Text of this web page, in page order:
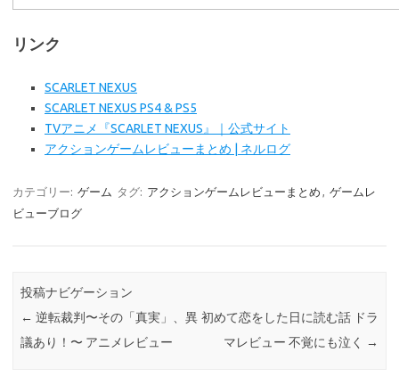
リンク
SCARLET NEXUS
SCARLET NEXUS PS4 & PS5
TVアニメ『SCARLET NEXUS』｜公式サイト
アクションゲームレビューまとめ | ネルログ
カテゴリー: ゲーム タグ: アクションゲームレビューまとめ , ゲームレ
ビューブログ
投稿ナビゲーション
← 逆転裁判〜その「真実」、異
議あり！〜 アニメレビュー
初めて恋をした日に読む話 ドラ
マレビュー 不覚にも泣く
→